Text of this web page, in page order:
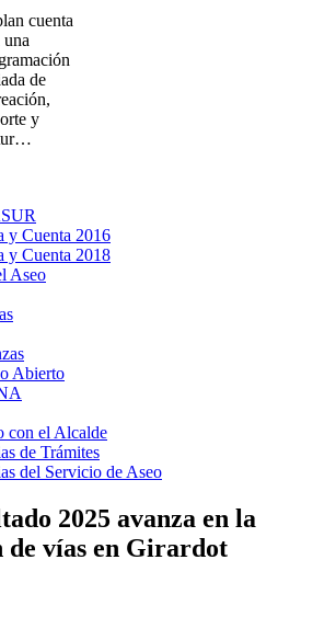
cuenta
una
de
y
y Cuenta 2016
y Cuenta 2018
Aseo
Abierto
con el Alcalde
de Trámites
del Servicio de Aseo
2025 avanza en la
de vías en Girardot